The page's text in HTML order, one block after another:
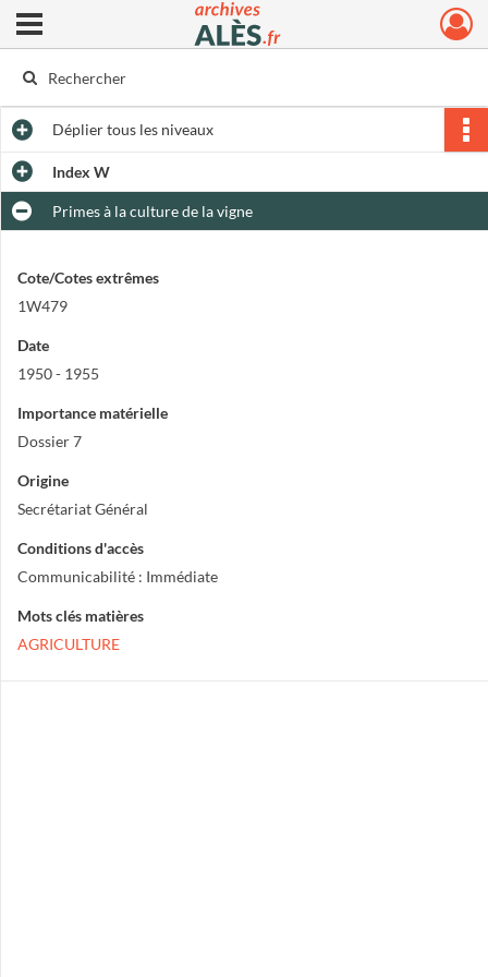
Archives municipales d'Alès
Ouvrir le menu déroulant
Dépliertous les niveaux
Index W
Primes à la culture de la vigne
Cote/Cotes extrêmes
1W479
Date
1950 - 1955
Importance matérielle
Dossier 7
Origine
Secrétariat Général
Conditions d'accès
Communicabilité : Immédiate
Mots clés matières
AGRICULTURE